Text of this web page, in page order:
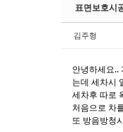
표면보호시
김주형
안녕하세요..
는데 세차시
세차후 따로
처음으로 차
또 방음방청